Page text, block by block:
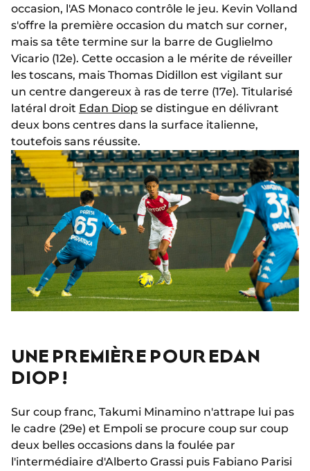
occasion, l'AS Monaco contrôle le jeu. Kevin Volland
s'offre la première occasion du match sur corner,
mais sa tête termine sur la barre de Guglielmo
Vicario (12e). Cette occasion a le mérite de réveiller
les toscans, mais Thomas Didillon est vigilant sur
un centre dangereux à ras de terre (17e). Titularisé
latéral droit Edan Diop se distingue en délivrant
deux bons centres dans la surface italienne,
toutefois sans réussite.
UNE PREMIÈRE POUR EDAN
DIOP !
Sur coup franc, Takumi Minamino n'attrape lui pas
le cadre (29e) et Empoli se procure coup sur coup
deux belles occasions dans la foulée par
l'intermédiaire d'Alberto Grassi puis Fabiano Parisi